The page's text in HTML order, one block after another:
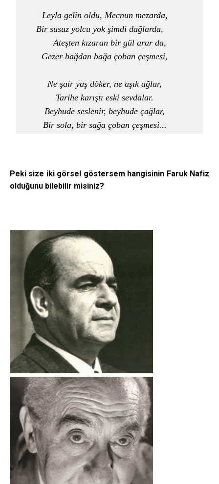
Leyla gelin oldu, Mecnun mezarda,
Bir susuz yolcu yok şimdi dağlarda,
Ateşten kızaran bir gül arar da,
Gezer bağdan bağa çoban çeşmesi,
Ne şair yaş döker, ne aşık ağlar,
Tarihe karıştı eski sevdalar.
Beyhude seslenir, beyhude çağlar,
Bir sola, bir sağa çoban çeşmesi...
Peki size iki görsel göstersem hangisinin Faruk Nafiz
olduğunu bilebilir misiniz?